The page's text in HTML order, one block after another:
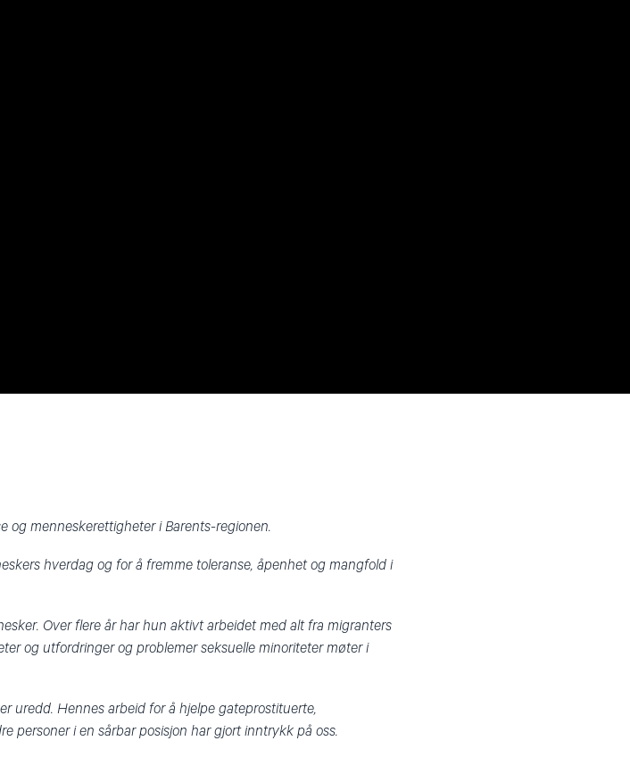
og menneskerettigheter i Barents-regionen.
hverdag og for å fremme toleranse, åpenhet og mangfold i
Over flere år har hun aktivt arbeidet med alt fra migranters
og utfordringer og problemer seksuelle minoriteter møter i
uredd. Hennes arbeid for å hjelpe gateprostituerte,
personer i en sårbar posisjon har gjort inntrykk på oss.